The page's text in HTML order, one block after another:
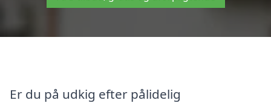
Er du på udkig efter pålidelig